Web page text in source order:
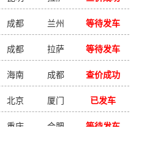
成都 兰州 等待发车
成都 拉萨 等待发车
海南 成都 查价成功
北京 厦门 已发车
重庆 合肥 等待发车